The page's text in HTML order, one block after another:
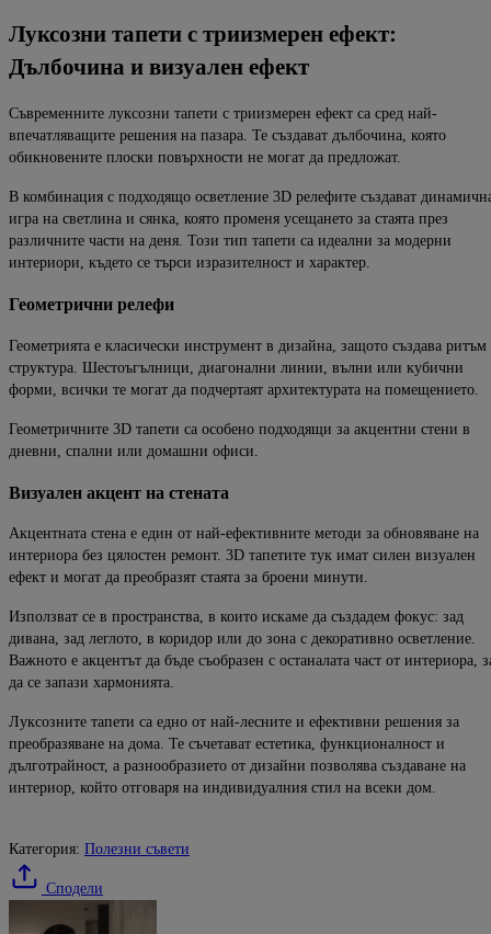
Луксозни тапети с триизмерен ефект:
Дълбочина и визуален ефект
Съвременните луксозни тапети с триизмерен ефект са сред най-
впечатляващите решения на пазара. Те създават дълбочина, която
обикновените плоски повърхности не могат да предложат.
В комбинация с подходящо осветление 3D релефите създават
игра на светлина и сянка, която променя усещането за стаята през
различните части на деня. Този тип тапети са идеални за модерни
интериори, където се търси изразителност и характер.
Геометрични релефи
Геометрията е класически инструмент в дизайна, защото създава ритъм
структура. Шестоъгълници, диагонални линии, вълни или кубични
форми, всички те могат да подчертаят архитектурата на помещението.
Геометричните 3D тапети са особено подходящи за акцентни стени в
дневни, спални или домашни офиси.
Визуален акцент на стената
Акцентната стена е един от най-ефективните методи за обновяване на
интериора без цялостен ремонт. 3D тапетите тук имат силен визуален
ефект и могат да преобразят стаята за броени минути.
Използват се в пространства, в които искаме да създадем фокус: зад
дивана, зад леглото, в коридор или до зона с декоративно осветление.
Важното е акцентът да бъде съобразен с останалата част от интериора,
да се запази хармонията.
Луксозните тапети са едно от най-лесните и ефективни решения за
преобразяване на дома. Те съчетават естетика, функционалност и
дълготрайност, а разнообразието от дизайни позволява създаване на
интериор, който отговаря на индивидуалния стил на всеки дом.
Категория: Полезни съвети
Сподели